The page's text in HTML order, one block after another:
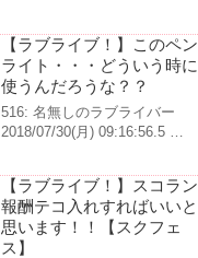
【ラブライブ！】このペン
ライト・・・どういう時に
使うんだろうな？？
516: 名無しのラブライバー
2018/07/30(月) 09:16:56.5 …
【ラブライブ！】スコラン
報酬テコ入れすればいいと
思います！！【スクフェ
ス】